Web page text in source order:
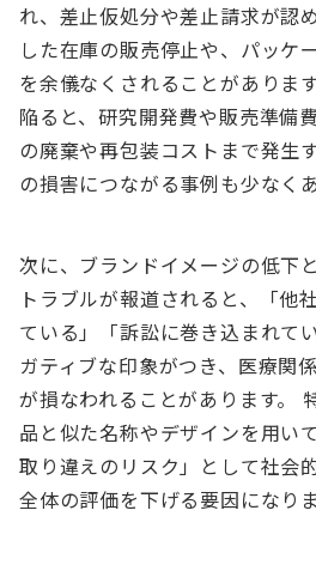
れ、差止仮処分や差止請求が認
した在庫の販売停止や、パッケ
を余儀なくされることがありま
陥ると、研究開発費や販売準備
の廃棄や再包装コストまで発生
の損害につながる事例も少なく
次に、ブランドイメージの低下
トラブルが報道されると、「他
ている」「訴訟に巻き込まれて
ガティブな印象がつき、医療関
が損なわれることがあります。
品と似た名称やデザインを用い
取り違えのリスク」として社会
全体の評価を下げる要因になりま